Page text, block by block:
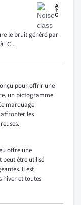
le bruit généré par
[C].
pour offrir une
un pictogramme
marquage
les
offre une
peut être utilisé
Il est
hiver et toutes